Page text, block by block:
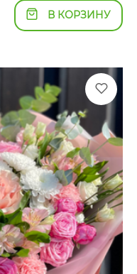
В КОРЗИНУ